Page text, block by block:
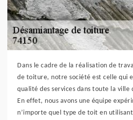
Dans le cadre de la réalisation de
de toiture, notre société est celle qui
qualité des services dans toute la ville
En effet, nous avons une équipe
n’importe quel type de toit en